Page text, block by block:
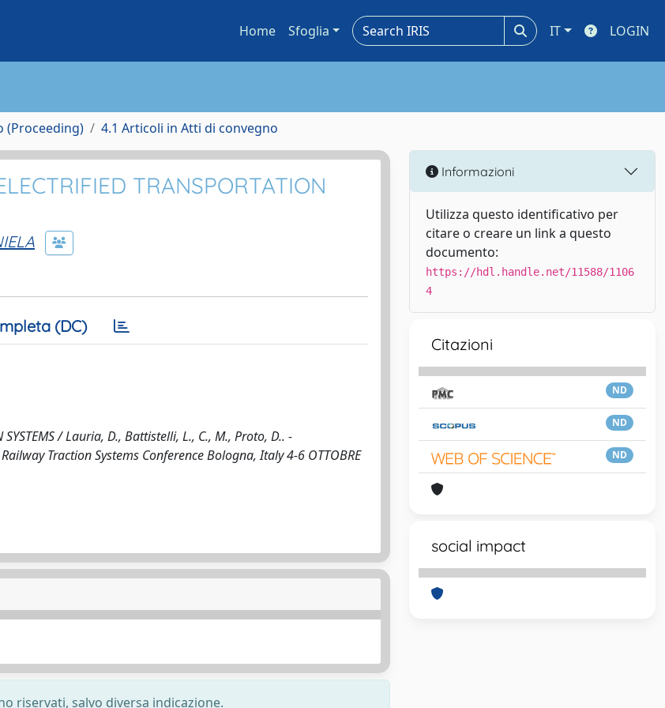
Home Sfoglia IT LOGIN
(Proceeding) 4.1 Articoli in Atti di convegno
TRANSPORTATION
(DC)
SYSTEMS / Lauria, D., Battistelli, L., C., M., Proto, D.. -
Traction Systems Conference Bologna, Italy 4-6 OTTOBRE
riservati, salvo diversa indicazione.
Informazioni
Utilizza questo identificativo per
citare o creare un link a questo
documento:
https://hdl.handle.net/11588/1106
4
Citazioni
ND
ND
ND
social impact